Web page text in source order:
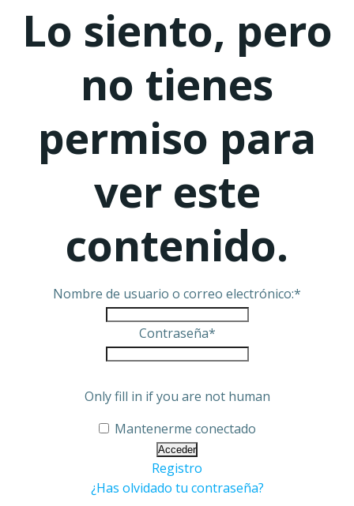
Lo siento, pero
no tienes
permiso para
ver este
contenido.
Nombre de usuario o correo electrónico:*
Contraseña*
Only fill in if you are not human
Mantenerme conectado
Registro
¿Has olvidado tu contraseña?